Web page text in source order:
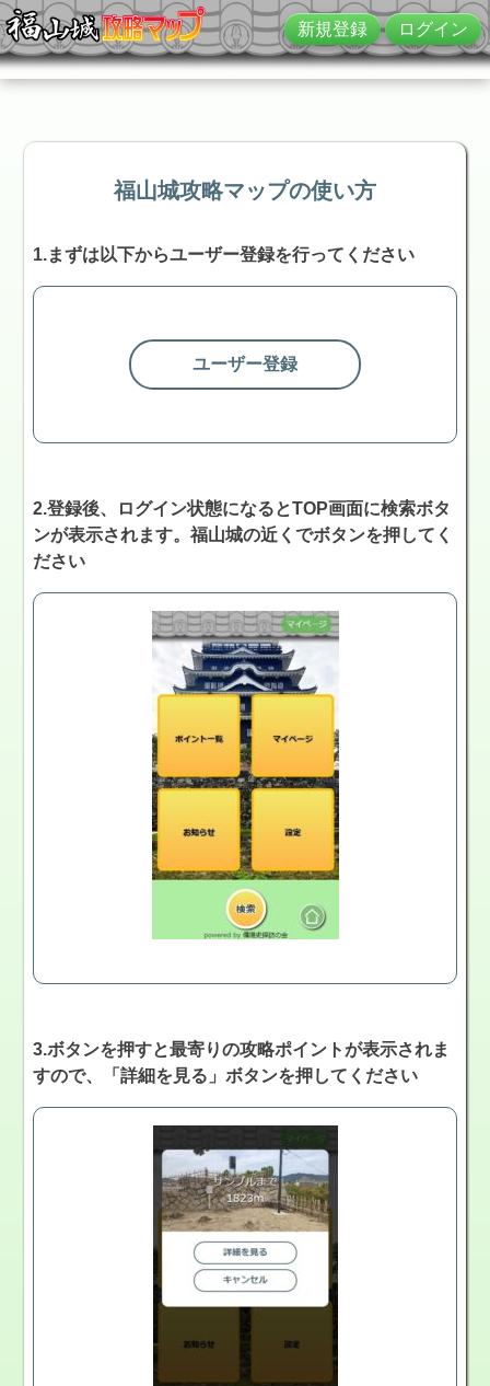
Skip
新規登録 ログイン
福山城攻略マップの使い方
1.まずは以下からユーザー登録を行ってください
ユーザー登録
2.登録後、ログイン状態になるとTOP画面に検索ボタ
ンが表示されます。福山城の近くでボタンを押してく
ださい
3.ボタンを押すと最寄りの攻略ポイントが表示されま
すので、「詳細を見る」ボタンを押してください